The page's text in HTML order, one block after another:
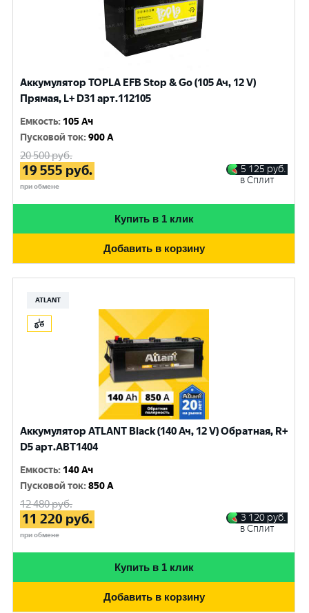
Аккумулятор TOPLA EFB Stop & Go (105 Ач, 12 V)
Прямая, L+ D31 арт.112105
Емкость: 105 Ач
Пусковой ток:900 A
20 500руб.
19 555 руб.
при обмене
5 125 руб.
в Сплит
Купить в 1 клик
Добавить в корзину
ATLANT
Аккумулятор ATLANT Black (140 Ач, 12 V) Обратная, R+
D5 арт.ABT1404
Емкость: 140 Ач
Пусковой ток:850 A
12 480руб.
11 220 руб.
при обмене
3 120 руб.
в Сплит
Купить в 1 клик
Добавить в корзину